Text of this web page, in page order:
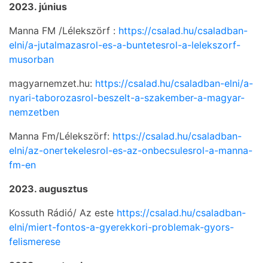
2023. június
Manna FM /Lélekszörf : https://csalad.hu/csaladban-
elni/a-jutalmazasrol-es-a-buntetesrol-a-lelekszorf-
musorban
magyarnemzet.hu: https://csalad.hu/csaladban-elni/a-
nyari-taborozasrol-beszelt-a-szakember-a-magyar-
nemzetben
Manna Fm/Lélekszörf: https://csalad.hu/csaladban-
elni/az-onertekelesrol-es-az-onbecsulesrol-a-manna-
fm-en
2023. augusztus
Kossuth Rádió/ Az este https://csalad.hu/csaladban-
elni/miert-fontos-a-gyerekkori-problemak-gyors-
felismerese